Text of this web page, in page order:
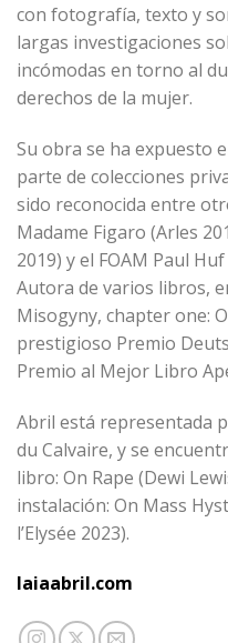
con fotografía, texto y
largas investigaciones
incómodas en torno al
derechos de la mujer.
Su obra se ha expuesto
parte de colecciones
sido reconocida entre
Madame Figaro (Arles
2019) y el FOAM Paul
Autora de varios libros,
Misogyny, chapter one:
prestigioso Premio
Premio al Mejor Libro
Abril está representada
du Calvaire, y se
libro: On Rape (Dewi
instalación: On Mass
l’Elysée 2023).
laiaabril.com